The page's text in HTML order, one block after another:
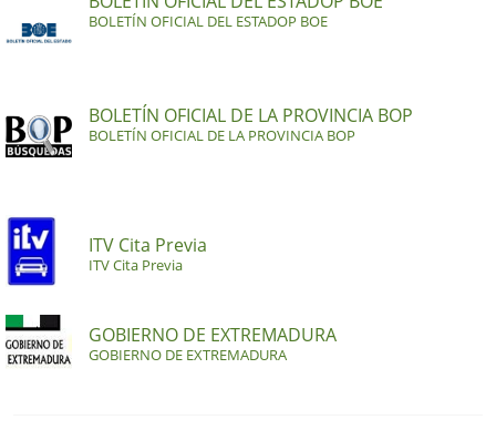
BOLETÍN OFICIAL DEL ESTADOP BOE
BOLETÍN OFICIAL DE LA PROVINCIA BOP
BOLETÍN OFICIAL DE LA PROVINCIA BOP
ITV Cita Previa
ITV Cita Previa
GOBIERNO DE EXTREMADURA
GOBIERNO DE EXTREMADURA